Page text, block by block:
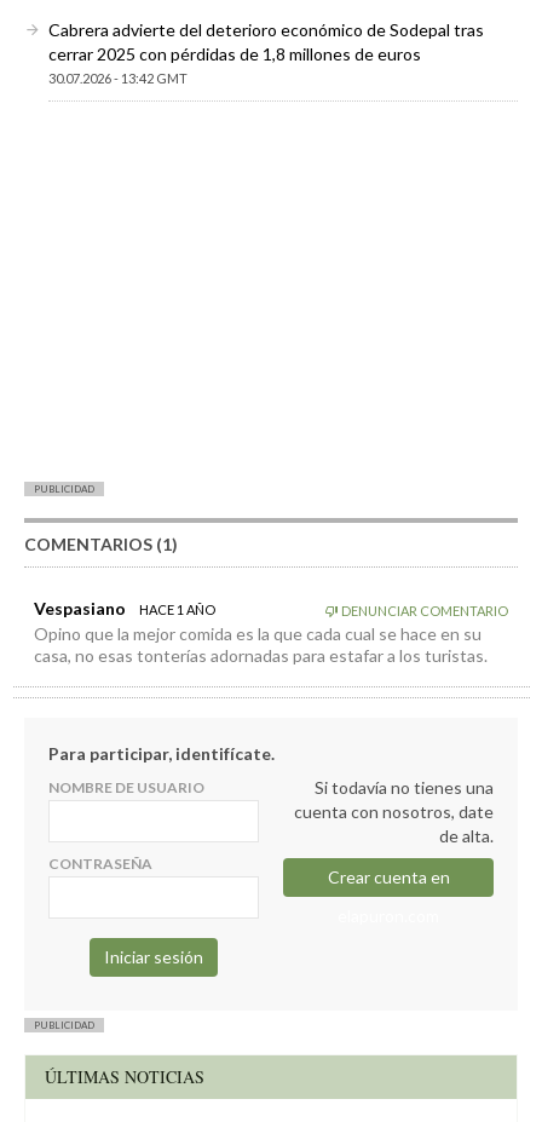
Cabrera advierte del deterioro económico de Sodepal tras
cerrar 2025 con pérdidas de 1,8 millones de euros
30.07.2026 - 13:42 GMT
PUBLICIDAD
COMENTARIOS (1)
Vespasiano HACE 1 AÑO DENUNCIAR COMENTARIO
Opino que la mejor comida es la que cada cual se hace en su
casa, no esas tonterías adornadas para estafar a los turistas.
Para participar, identifícate.
NOMBRE DE USUARIO
CONTRASEÑA
Si todavía no tienes una
cuenta con nosotros, date
de alta.
Crear cuenta en
PUBLICIDAD
ÚLTIMAS NOTICIAS